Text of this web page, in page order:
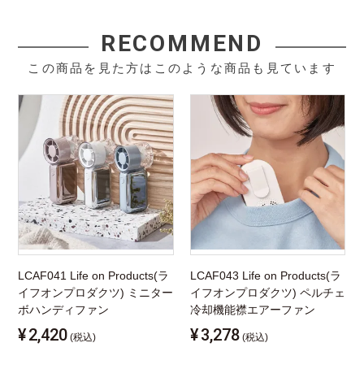
RECOMMEND
この商品を見た方はこのような商品も見ています
LCAF041 Life on Products(ラ
イフオンプロダクツ) ミニター
ボハンディファン
¥2,420 (税込)
LCAF043 Life on Products(ラ
イフオンプロダクツ) ペルチェ
冷却機能襟エアーファン
¥3,278 (税込)